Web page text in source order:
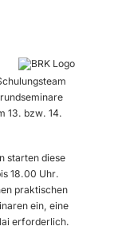
13. bzw. 14.
starten diese
18.00 Uhr.
praktischen
ein, eine
erforderlich.